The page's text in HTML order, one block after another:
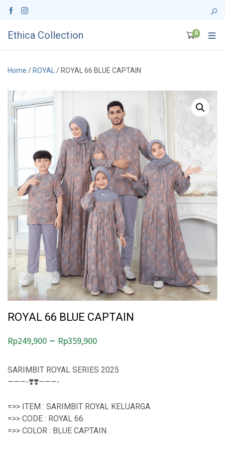
Ethica Collection 0
Home / ROYAL / ROYAL 66 BLUE CAPTAIN
ROYAL 66 BLUE CAPTAIN
Rp249,900 – Rp359,900P
i
e
a
SARIMBIT ROYAL SERIES 2025
———-❣️❣️———-
=>> ITEM : SARIMBIT ROYAL KELUARGA
=>> CODE : ROYAL 66
=>> COLOR : BLUE CAPTAIN